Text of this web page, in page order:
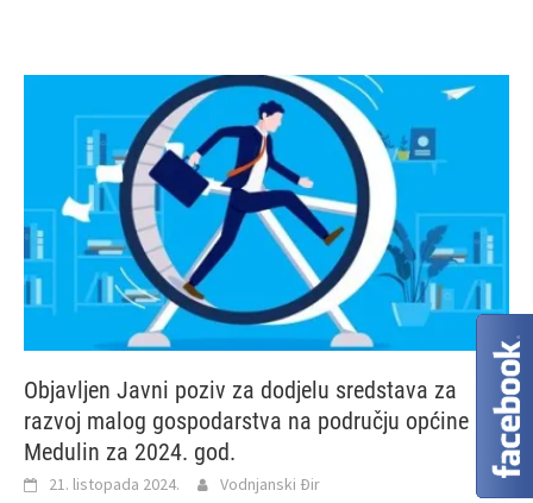
Objavljen Javni poziv za dodjelu sredstava za
razvoj malog gospodarstva na području općine
Medulin za 2024. god.
21. listopada 2024. Vodnjanski Đir